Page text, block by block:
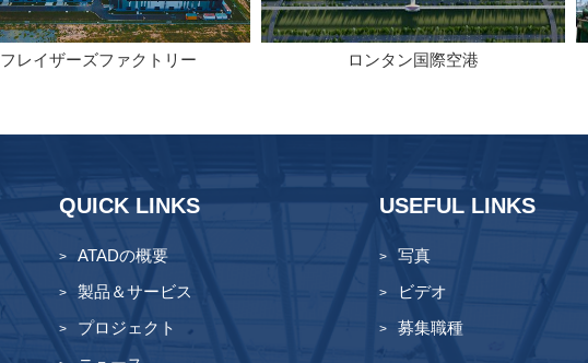
フレイザーズファクトリー ロンタン国際空港
QUICK LINKS
ATADの概要
製品＆サービス
プロジェクト
USEFUL LINKS
写真
ビデオ
募集職種